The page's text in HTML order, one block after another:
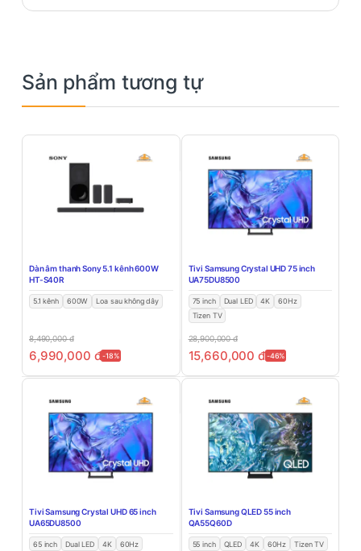
Sản phẩm tương tự
Dàn âm thanh Sony 5.1 kênh 600W
HT-S40R
5.1 kênh 600W Loa sau không dây
8,490,000đ
6,990,000 đ-18%
Tivi Samsung Crystal UHD 75 inch
UA75DU8500
75 inch Dual LED 4K
60Hz
Tizen TV
28,900,000đ
15,660,000 đ-46%
Tivi Samsung Crystal UHD 65 inch
UA65DU8500
65 inch Dual LED 4K
60Hz
Tivi Samsung QLED 55 inch
QA55Q60D
55 inch QLED 4K 60Hz Tizen TV